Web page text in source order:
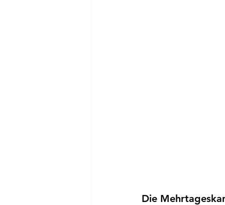
Die